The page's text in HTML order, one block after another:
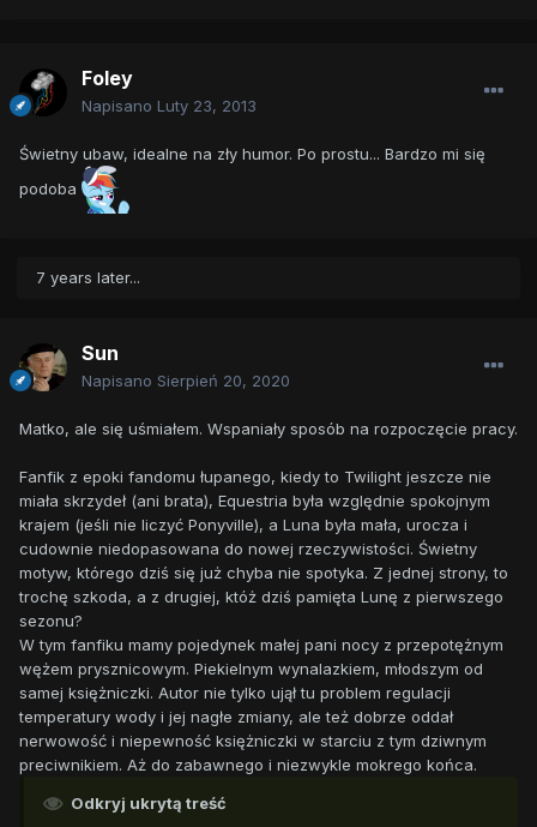
Foley
Napisano Luty 23, 2013
Świetny ubaw, idealne na zły humor. Po prostu... Bardzo mi się
podoba
7 years later...
Sun
Napisano Sierpień 20, 2020
Matko, ale się uśmiałem. Wspaniały sposób na rozpoczęcie pracy.
Fanfik z epoki fandomu łupanego, kiedy to Twilight jeszcze nie
miała skrzydeł (ani brata), Equestria była względnie spokojnym
krajem (jeśli nie liczyć Ponyville), a Luna była mała, urocza i
cudownie niedopasowana do nowej rzeczywistości. Świetny
motyw, którego dziś się już chyba nie spotyka. Z jednej strony, to
trochę szkoda, a z drugiej, któż dziś pamięta Lunę z pierwszego
sezonu?
W tym fanfiku mamy pojedynek małej pani nocy z przepotężnym
wężem prysznicowym. Piekielnym wynalazkiem, młodszym od
samej księżniczki. Autor nie tylko ujął tu problem regulacji
temperatury wody i jej nagłe zmiany, ale też dobrze oddał
nerwowość i niepewność księżniczki w starciu z tym dziwnym
preciwnikiem. Aż do zabawnego i niezwykle mokrego końca.
Odkryj ukrytą treść